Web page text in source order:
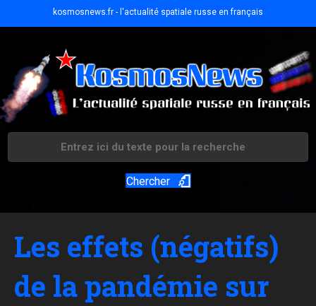
kosmosnews.fr - l'actualité spatiale russe en français
Chercher
Les effets (négatifs)
de la pandémie sur